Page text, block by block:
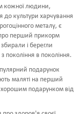
кожної людини,
до культури харчування
металу, є
про перший прикорм
і берегли
покоління в покоління.
подарунок
маляті на перший
подарунком від